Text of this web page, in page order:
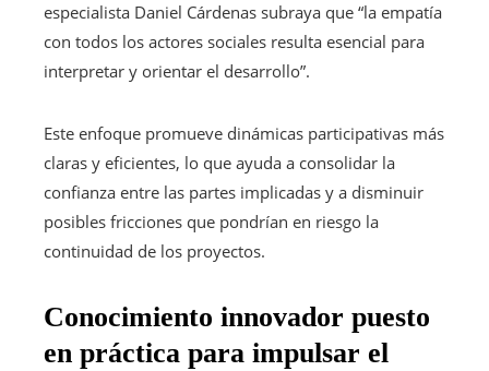
especialista Daniel Cárdenas subraya que “la empatía
con todos los actores sociales resulta esencial para
interpretar y orientar el desarrollo”.
Este enfoque promueve dinámicas participativas más
claras y eficientes, lo que ayuda a consolidar la
confianza entre las partes implicadas y a disminuir
posibles fricciones que pondrían en riesgo la
continuidad de los proyectos.
Conocimiento innovador puesto
en práctica para impulsar el